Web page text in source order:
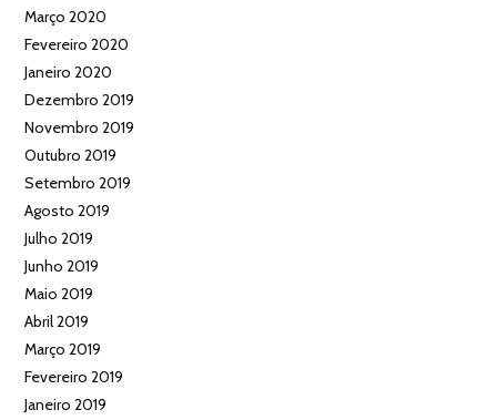
Março 2020
Fevereiro 2020
Janeiro 2020
Dezembro 2019
Novembro 2019
Outubro 2019
Setembro 2019
Agosto 2019
Julho 2019
Junho 2019
Maio 2019
Abril 2019
Março 2019
Fevereiro 2019
Janeiro 2019